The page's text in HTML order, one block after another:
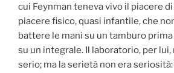
cui Feynman teneva vivo il piacere
piacere fisico, quasi infantile, che
battere le mani su un tamburo
su un integrale. Il laboratorio, per
serio; ma la serietà non era